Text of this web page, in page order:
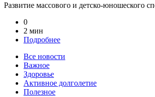
Развитие массового и детско-юношеского
0
2 мин
Подробнее
Все новости
Важное
Здоровье
Активное долголетие
Полезное